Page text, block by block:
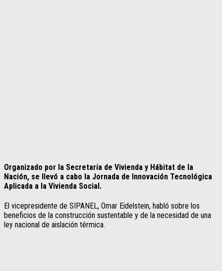
Organizado por la Secretaría de Vivienda y Hábitat de la
Nación, se llevó a cabo la Jornada de Innovación Tecnológica
Aplicada a la Vivienda Social.
El vicepresidente de SIPANEL, Omar Eidelstein, habló sobre los
beneficios de la construcción sustentable y de la necesidad de una
ley nacional de aislación térmica.